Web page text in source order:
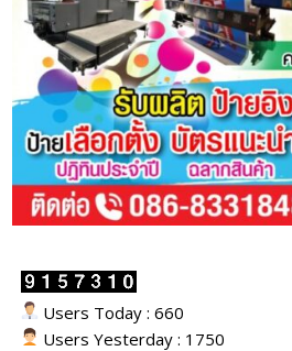
Users Today : 660
Users Yesterday : 1750